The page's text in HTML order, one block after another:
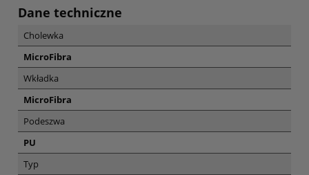
Dane techniczne
Cholewka
MicroFibra
Wkładka
MicroFibra
Podeszwa
PU
Typ